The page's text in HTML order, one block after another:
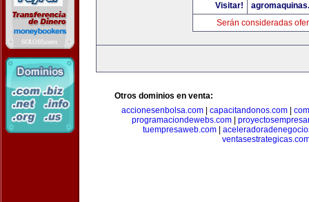
Visitar!
Serán consideradas
Otros dominios en venta:
accionesenbolsa.com
capacitandonos.com
programaciondewebs.com
tuempresaweb.com